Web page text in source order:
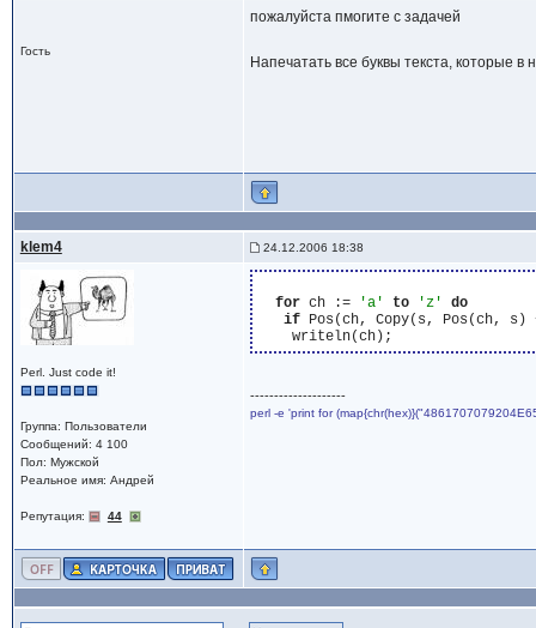
Гость
пожалуйста пмогите с задачей
Напечатать все буквы текста, которые
klem4 24.12.2006 18:38
Perl. Just code it!
Группа: Пользователи
Сообщений: 4 100
Пол: Мужской
Реальное имя: Андрей
Репутация: 44
for ch := 'a' to 'z'
do
if Pos(ch, Copy(s, Pos(ch,
--------------------
perl -e 'print for